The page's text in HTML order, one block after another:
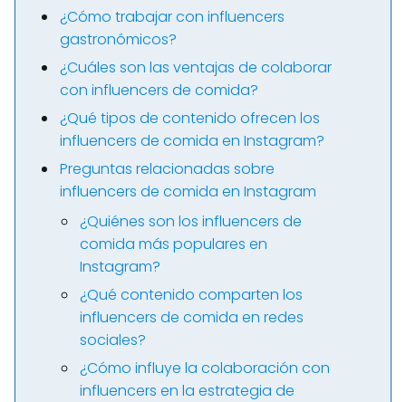
¿Cómo trabajar con influencers
gastronómicos?
¿Cuáles son las ventajas de colaborar
con influencers de comida?
¿Qué tipos de contenido ofrecen los
influencers de comida en Instagram?
Preguntas relacionadas sobre
influencers de comida en Instagram
¿Quiénes son los influencers de
comida más populares en
Instagram?
¿Qué contenido comparten los
influencers de comida en redes
sociales?
¿Cómo influye la colaboración con
influencers en la estrategia de